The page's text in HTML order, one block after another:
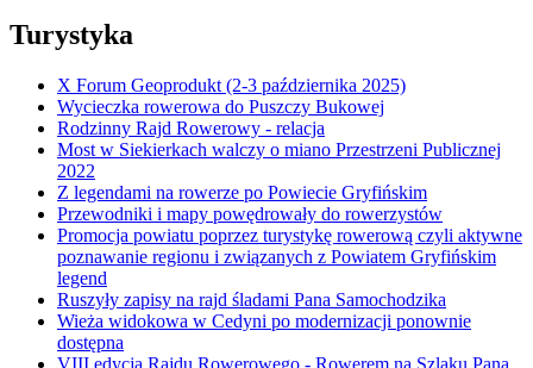
Turystyka
X Forum Geoprodukt (2-3 października 2025)
Wycieczka rowerowa do Puszczy Bukowej
Rodzinny Rajd Rowerowy - relacja
Most w Siekierkach walczy o miano Przestrzeni Publicznej
2022
Z legendami na rowerze po Powiecie Gryfińskim
Przewodniki i mapy powędrowały do rowerzystów
Promocja powiatu poprzez turystykę rowerową czyli aktywne
poznawanie regionu i związanych z Powiatem Gryfińskim
legend
Ruszyły zapisy na rajd śladami Pana Samochodzika
Wieża widokowa w Cedyni po modernizacji ponownie
dostępna
VIII edycja Rajdu Rowerowego - Rowerem na Szlaku Pana